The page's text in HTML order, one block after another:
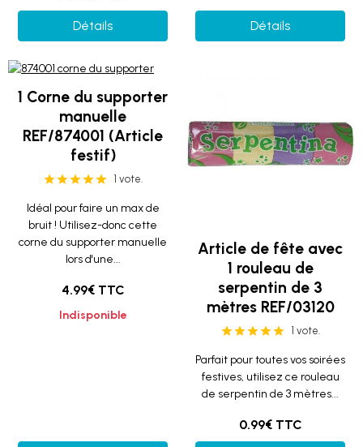
Détails Détails
1 Corne du supporter
manuelle
REF/874001 (Article
festif)
1 vote.
Idéal pour faire un max de
bruit ! Utilisez-donc cette
corne du supporter manuelle
lors d'une...
4.99€ TTC
Indisponible
Article de fête avec
1 rouleau de
serpentin de 3
mètres REF/03120
1 vote.
Parfait pour toutes vos soirées
festives, utilisez ce rouleau
de serpentin de 3 mètres...
0.99€ TTC